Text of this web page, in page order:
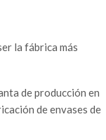
la fábrica más
de producción en
de envases de